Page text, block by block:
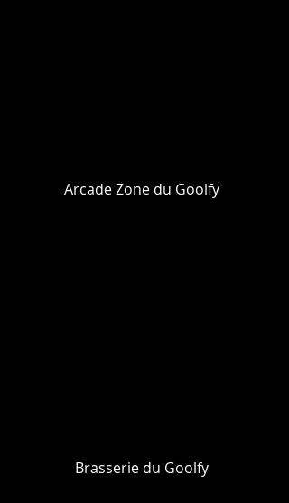
Arcade Zone du Goolfy
Brasserie du Goolfy